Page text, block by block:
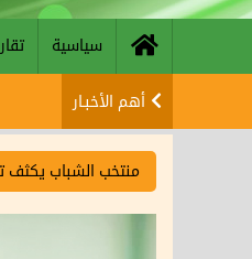
سياسية
أهم الأخبـار
منتخب الشباب يكثف